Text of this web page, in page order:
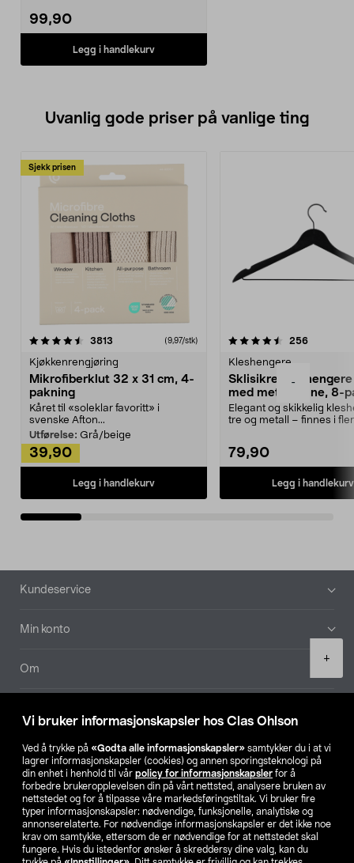
Vi bruker informasjonskapsler hos Clas Ohlson
Ved å trykke på «Godta alle informasjonskapsler» samtykker du i at vi
lagrer informasjonskapsler (cookies) og annen sporingsteknologi på
din enhet i henhold til vår policy for informasjonskapsler for å
forbedre brukeropplevelsen din på vårt nettsted, analysere bruken av
nettstedet og for å tilpasse våre markedsføringstiltak. Vi bruker fire
typer informasjonskapsler: nødvendige, funksjonelle, analytiske og
annonserelaterte. For nødvendige informasjonskapsler er det ikke noe
krav om samtykke, ettersom de er nødvendige for at nettstedet skal
fungere. Hvis du istedenfor ønsker å skreddersy dine valg, kan du
-
+
99,90
Legg i handlekurv
Uvanlig gode priser på vanlige ting
Sjekk prisen
3813 anmeldelser(9,97/stk)
Kjøkkenrengjøring
Mikrofiberklut 32 x 31 cm, 4-
pakning
Kåret til «soleklar favoritt» i
svenske Afton...
Utførelse: Grå/beige
39,90
Legg i handlekurv
4.5av 5 stjerner 256
Kleshengere
Sklisikre
med metallpinne, 8-
Elegant og skikkelig
tre og metall – finnes i
79,90
Legg i handlekurv
4.5av 5 stjerner
Bunntekst
Kundeservice
Min konto
Om
Våre selskaper
Finn din butikk
SE NO FI